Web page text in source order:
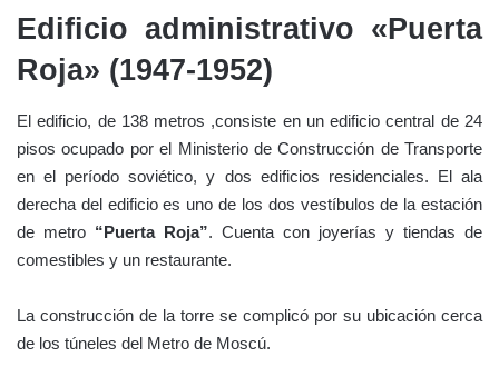
Edificio administrativo «Puerta
Roja» (1947-1952)
El edificio, de 138 metros ,consiste en un edificio central de 24
pisos ocupado por el Ministerio de Construcción de Transporte
en el período soviético, y dos edificios residenciales. El ala
derecha del edificio es uno de los dos vestíbulos de la estación
de metro “Puerta Roja”. Cuenta con joyerías y tiendas de
comestibles y un restaurante.
La construcción de la torre se complicó por su ubicación cerca
de los túneles del Metro de Moscú.